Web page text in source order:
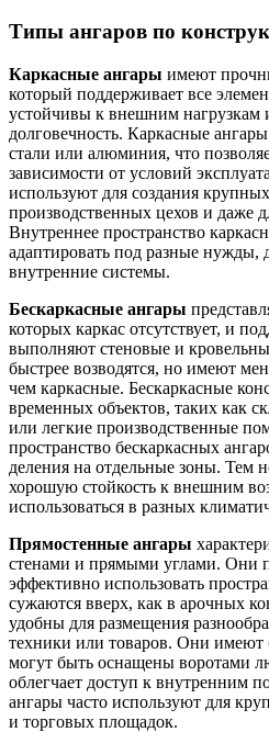
Типы ангаров по
Каркасные ангары имеют
который поддерживает все
устойчивы к внешним
долговечность. Каркасные
стали или алюминия, что
зависимости от условий
используют для создания
производственных цехов и даже
Внутреннее пространство
адаптировать под разные нужды,
внутренние системы.
Бескаркасные ангары
которых каркас отсутствует, и
выполняют стеновые и
быстрее возводятся, но имеют
чем каркасные. Бескаркасные
временных объектов, таких как
или легкие производственные
пространство бескаркасных
деления на отдельные зоны. Тем
хорошую стойкость к внешним
использоваться в разных
Прямостенные ангары
стенами и прямыми углами. Они
эффективно использовать
сужаются вверх, как в арочных
удобны для размещения
техники или товаров. Они
могут быть оснащены воротами
облегчает доступ к внутренним
ангары часто используют для
и торговых площадок.